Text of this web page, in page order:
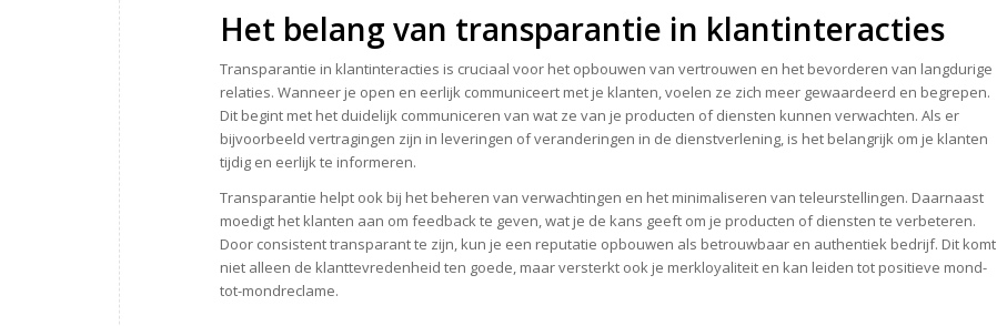
Het belang van transparantie in klantinteracties
Transparantie in klantinteracties is cruciaal voor het opbouwen van vertrouwen en het bevorderen van langdurige
relaties. Wanneer je open en eerlijk communiceert met je klanten, voelen ze zich meer gewaardeerd en begrepen.
Dit begint met het duidelijk communiceren van wat ze van je producten of diensten kunnen verwachten. Als er
bijvoorbeeld vertragingen zijn in leveringen of veranderingen in de dienstverlening, is het belangrijk om je klanten
tijdig en eerlijk te informeren.
Transparantie helpt ook bij het beheren van verwachtingen en het minimaliseren van teleurstellingen. Daarnaast
moedigt het klanten aan om feedback te geven, wat je de kans geeft om je producten of diensten te verbeteren.
Door consistent transparant te zijn, kun je een reputatie opbouwen als betrouwbaar en authentiek bedrijf. Dit komt
niet alleen de klanttevredenheid ten goede, maar versterkt ook je merkloyaliteit en kan leiden tot positieve mond-
tot-mondreclame.